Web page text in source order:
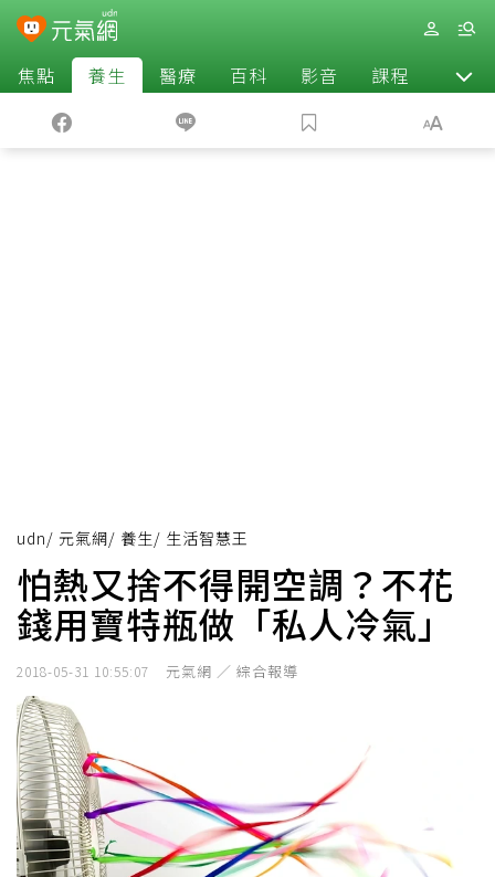
焦點 養生 醫療 百科 影音 課程 退休
udn/ 元氣網/ 養生/ 生活智慧王
怕熱又捨不得開空調？不花
錢用寶特瓶做「私人冷氣」
2018-05-31 10:55:07 元氣網 ／ 綜合報導